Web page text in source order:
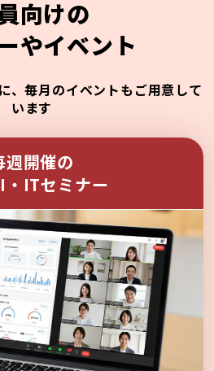
向けの
やイベント
、毎月のイベントもご用意して
います
週開催の
・ITセミナー